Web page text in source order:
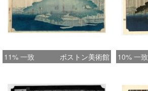
11% 一致 ボストン美術館 10% 一致